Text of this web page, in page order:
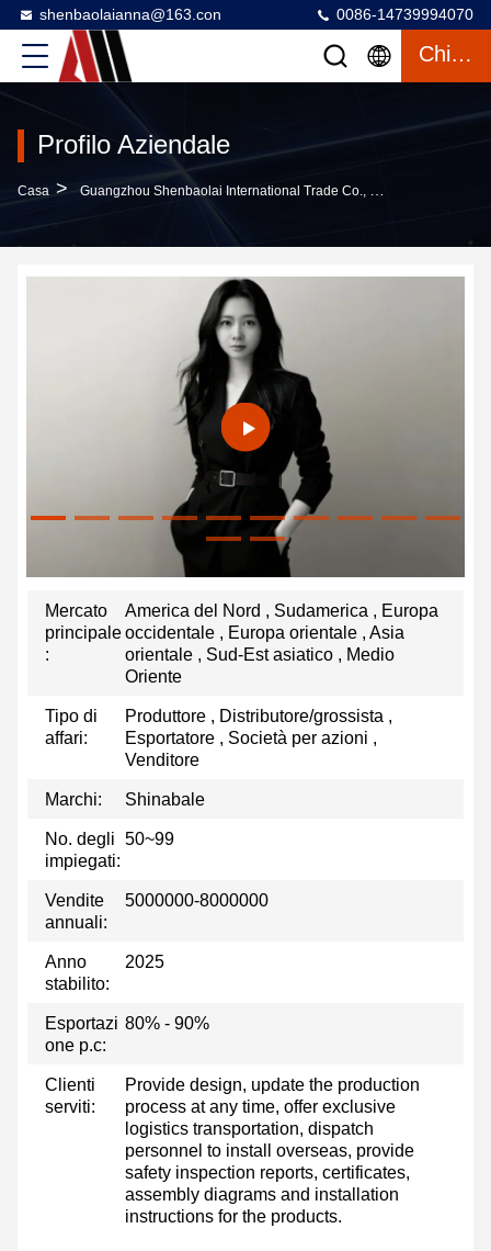
shenbaolaianna@163.con 0086-14739994070
Chiacchierata
Profilo Aziendale
Casa > Guangzhou Shenbaolai International Trade Co., Ltd. Profilo Aziendale
Mercato
principale
:
America del Nord , Sudamerica , Europa
occidentale , Europa orientale , Asia
orientale , Sud-Est asiatico , Medio
Oriente
Tipo di
affari:
Produttore , Distributore/grossista ,
Esportatore , Società per azioni ,
Venditore
Marchi:
Shinabale
No. degli
impiegati:
50~99
Vendite
annuali:
5000000-8000000
Anno
stabilito:
2025
Esportazi
one p.c:
80% - 90%
Clienti
serviti:
Provide design, update the production
process at any time, offer exclusive
logistics transportation, dispatch
personnel to install overseas, provide
safety inspection reports, certificates,
assembly diagrams and installation
instructions for the products.